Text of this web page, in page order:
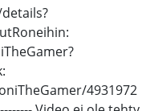
4931972